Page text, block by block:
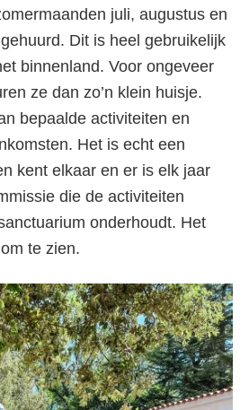
juli, augustus en
Dit is heel gebruikelijk
binnenland. Voor ongeveer
ze dan zo’n klein huisje.
bepaalde activiteiten en
Het is echt een
kent elkaar en er is elk jaar
die de activiteiten
onderhoudt. Het
te zien.